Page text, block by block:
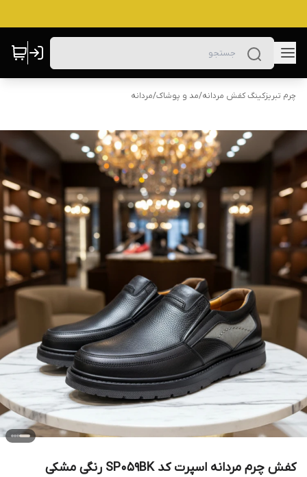
چرم تبریزکینگ کفش مردانه/مد و پوشاک/مردانه
کفش چرم مردانه اسپرت کد SP059BK رنگی مشکی